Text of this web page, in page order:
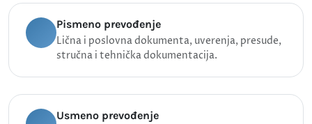
Pismeno prevođenje
Lična i poslovna dokumenta, uverenja, presude,
stručna i tehnička dokumentacija.
Usmeno prevođenje